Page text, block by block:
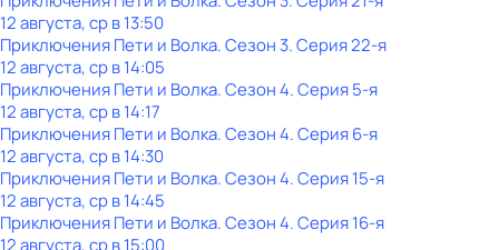
12 августа, ср в 13:50
Приключения Пети и Волка. Сезон 3. Серия 22-я
12 августа, ср в 14:05
Приключения Пети и Волка. Сезон 4. Серия 5-я
12 августа, ср в 14:17
Приключения Пети и Волка. Сезон 4. Серия 6-я
12 августа, ср в 14:30
Приключения Пети и Волка. Сезон 4. Серия 15-я
12 августа, ср в 14:45
Приключения Пети и Волка. Сезон 4. Серия 16-я
12 августа, ср в 15:00